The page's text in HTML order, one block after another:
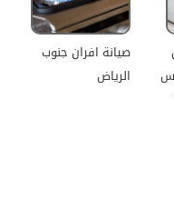
صيانة افران جنوب
الرياض